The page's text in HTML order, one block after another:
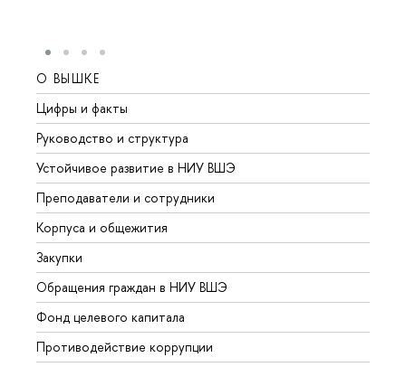
О ВЫШКЕ
Цифры и факты
Руководство и структура
Устойчивое развитие в НИУ ВШЭ
Преподаватели и сотрудники
Корпуса и общежития
Закупки
Обращения граждан в НИУ ВШЭ
Фонд целевого капитала
Противодействие коррупции